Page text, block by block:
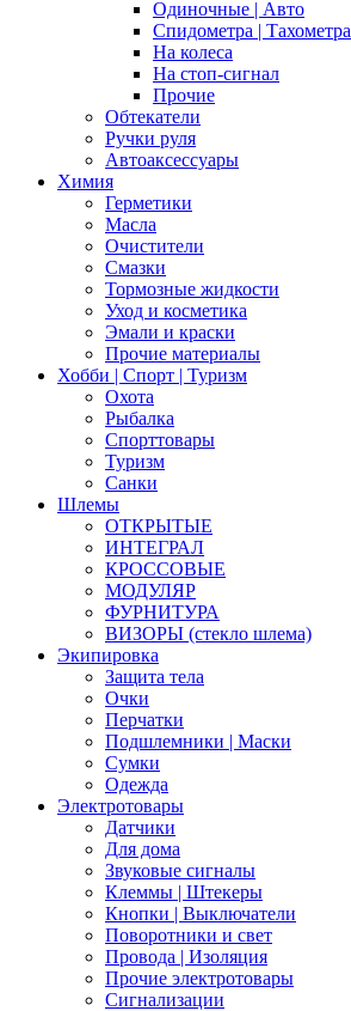
Одиночные | Авто
Спидометра | Тахометра
На колеса
На стоп-сигнал
Прочие
Обтекатели
Ручки руля
Автоаксессуары
Химия
Герметики
Масла
Очистители
Смазки
Тормозные жидкости
Уход и косметика
Эмали и краски
Прочие материалы
Хобби | Cпорт | Туризм
Охота
Рыбалка
Спорттовары
Туризм
Санки
Шлемы
ОТКРЫТЫЕ
ИНТЕГРАЛ
КРОССОВЫЕ
МОДУЛЯР
ФУРНИТУРА
ВИЗОРЫ (стекло шлема)
Экипировка
Защита тела
Очки
Перчатки
Подшлемники | Маски
Сумки
Одежда
Электротовары
Датчики
Для дома
Звуковые сигналы
Клеммы | Штекеры
Кнопки | Выключатели
Поворотники и свет
Провода | Изоляция
Прочие электротовары
Сигнализации